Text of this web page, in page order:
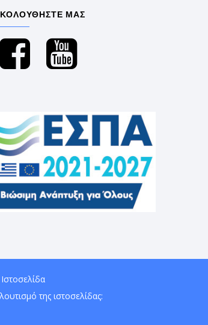
ΜΑΣ
της ιστοσελίδας: